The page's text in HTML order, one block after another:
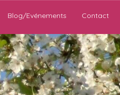
Blog/Evénements Contact